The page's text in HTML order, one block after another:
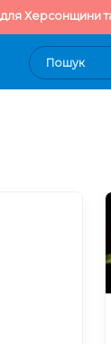
Херсонщини та